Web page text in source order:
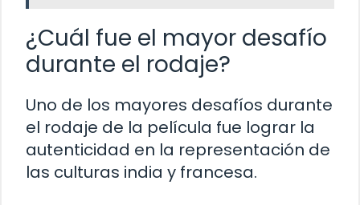
¿Cuál fue el mayor desafío
durante el rodaje?
Uno de los mayores desafíos durante
el rodaje de la película fue lograr la
autenticidad en la representación de
las culturas india y francesa.